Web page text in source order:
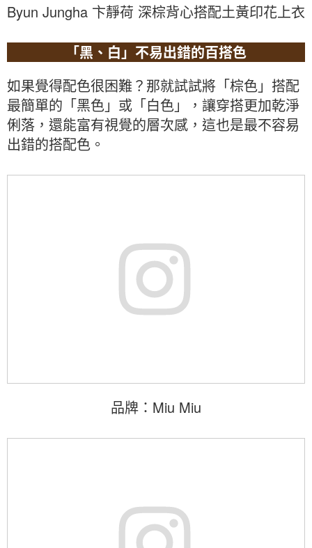
Byun Jungha 卞靜荷 深棕背心搭配土黃印花上衣
「黑、白」不易出錯的百搭色
如果覺得配色很困難？那就試試將「棕色」搭配
最簡單的「黑色」或「白色」，讓穿搭更加乾淨
俐落，還能富有視覺的層次感，這也是最不容易
出錯的搭配色。
品牌：Miu Miu